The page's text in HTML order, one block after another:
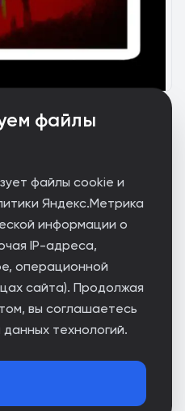
файлы
файлы cookie и
Яндекс.Метрика
информации о
IP-адреса,
операционной
сайта). Продолжая
вы соглашаетесь
технологий.